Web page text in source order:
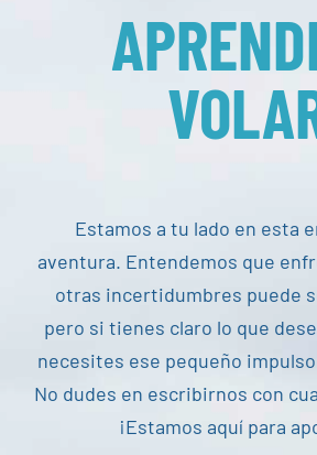
Estamos a tu lado en esta
aventura. Entendemos que
otras incertidumbres puede
pero si tienes claro lo que
necesites ese pequeño
No dudes en escribirnos con
¡Estamos aquí para